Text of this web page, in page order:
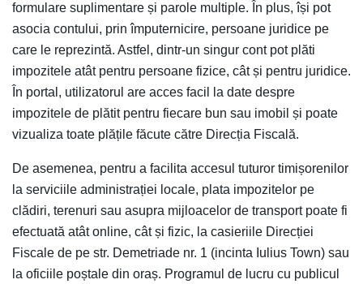
formulare suplimentare și parole multiple. În plus, își pot
asocia contului, prin împuternicire, persoane juridice pe
care le reprezintă. Astfel, dintr-un singur cont pot plăti
impozitele atât pentru persoane fizice, cât și pentru juridice.
În portal, utilizatorul are acces facil la date despre
impozitele de plătit pentru fiecare bun sau imobil și poate
vizualiza toate plățile făcute către Direcția Fiscală.
De asemenea, pentru a facilita accesul tuturor timișorenilor
la serviciile administrației locale, plata impozitelor pe
clădiri, terenuri sau asupra mijloacelor de transport poate fi
efectuată atât online, cât și fizic, la casieriile Direcției
Fiscale de pe str. Demetriade nr. 1 (incinta Iulius Town) sau
la oficiile poștale din oraș. Programul de lucru cu publicul